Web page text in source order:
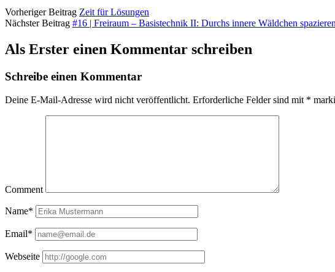
Vorheriger Beitrag Zeit für Lösungen
Nächster Beitrag #16 | Freiraum – Basistechnik II: Durchs innere Wäldchen spazieren
Als Erster einen Kommentar schreiben
Schreibe einen Kommentar
Deine E-Mail-Adresse wird nicht veröffentlicht. Erforderliche Felder sind mit *
Comment
Name*
Email*
Webseite